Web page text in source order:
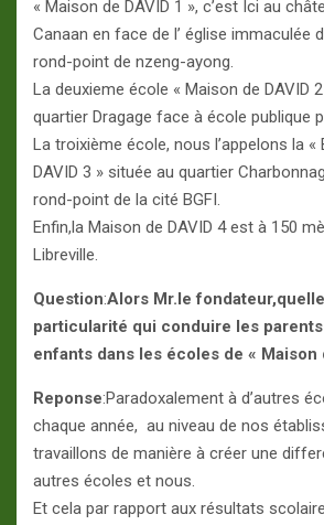
« Maison de DAVID 1 », c’est Ici au
Canaan en face de l’ église immaculée
rond-point de nzeng-ayong.
La deuxieme école « Maison de DAVID
quartier Dragage face à école publique
La troixième école, nous l’appelons la «
DAVID 3 » située au quartier
rond-point de la cité BGFI.
Enfin,la Maison de DAVID 4 est à 150
Libreville.
Question:Alors Mr.le
particularité qui conduire les
enfants dans les écoles de « Maison
Reponse:Paradoxalement à d’autres
chaque année, au niveau de nos
travaillons de manière à créer une
autres écoles et nous.
Et cela par rapport aux résultats